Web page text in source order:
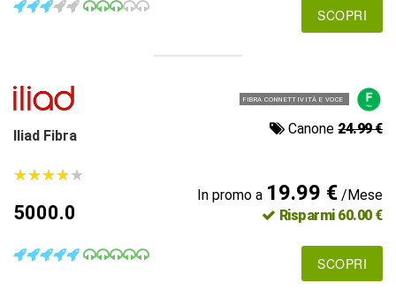
SCOPRI
FIBRA CONNETTIVITÀ E VOCE
Iliad Fibra Canone24.99 €
★★★★★
★★★★★
5000.0
In promo a 19.99 €/Mese
Risparmi 60.00 €
SCOPRI